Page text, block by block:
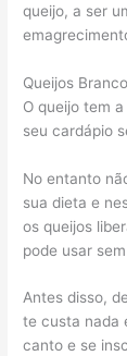
queijo, a ser
Queijos
O queijo tem
seu cardápio
No entanto
sua dieta e
os queijos
pode usar
Antes disso,
te custa nada
canto e se